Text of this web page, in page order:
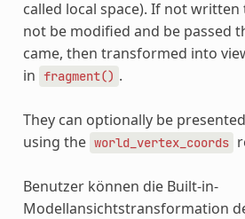
called local space). If not written
not be modified and be passed
came, then transformed into
in fragment() .
They can optionally be
using the world_vertex_coords
Benutzer können die Built-in-
Modellansichtstransformation